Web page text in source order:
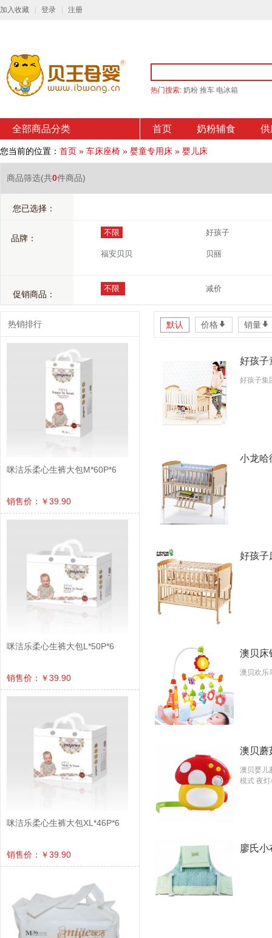
加入收藏 登录 注册
热门搜索: 奶粉 推车 电冰箱
全部商品分类 首页 奶粉辅食 供
您当前的位置： 首页 » 车床座椅 » 婴童专用床 » 婴儿床
商品筛选(共0件商品)
您已选择：
品牌：
不限 好孩子
福安贝贝 贝丽
促销商品：
不限 减价
默认 价格 * 销量*
好孩子
好孩子集
小龙哈
好孩
澳贝
澳贝欢乐
澳贝蘑
澳贝婴儿
模式 夜
廖氏
热销排行
咪洁乐柔心生裤大包M*60P*6
销售价：￥39.90
咪洁乐柔心生裤大包L*50P*6
销售价：￥39.90
咪洁乐柔心生裤大包XL*46P*6
销售价：￥39.90